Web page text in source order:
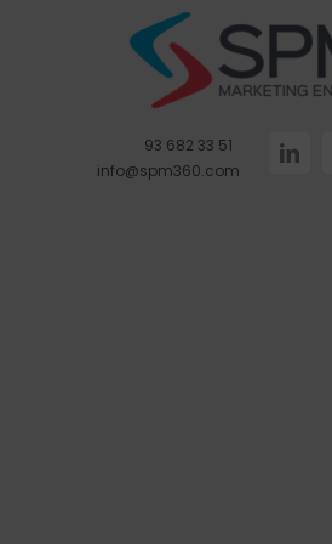
93 682 33 51
info@spm360.com